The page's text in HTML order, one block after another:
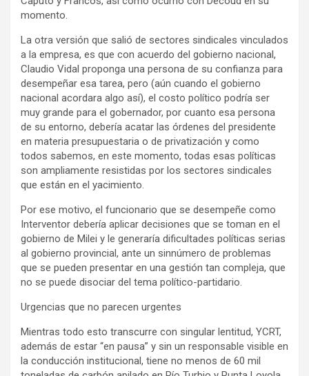
momento.
La otra versión que salió de sectores sindicales vinculados
a la empresa, es que con acuerdo del gobierno nacional,
Claudio Vidal proponga una persona de su confianza para
desempeñar esa tarea, pero (aún cuando el gobierno
nacional acordara algo así), el costo político podría ser
muy grande para el gobernador, por cuanto esa persona
de su entorno, debería acatar las órdenes del presidente
en materia presupuestaria o de privatización y como
todos sabemos, en este momento, todas esas políticas
son ampliamente resistidas por los sectores sindicales
que están en el yacimiento.
Por ese motivo, el funcionario que se desempeñe como
Interventor debería aplicar decisiones que se toman en el
gobierno de Milei y le generaría dificultades políticas serias
al gobierno provincial, ante un sinnúmero de problemas
que se pueden presentar en una gestión tan compleja, que
no se puede disociar del tema político-partidario.
Urgencias que no parecen urgentes
Mientras todo esto transcurre con singular lentitud, YCRT,
además de estar “en pausa” y sin un responsable visible en
la conducción institucional, tiene no menos de 60 mil